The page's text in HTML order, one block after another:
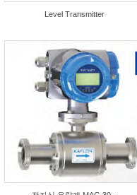
Level Transmitter